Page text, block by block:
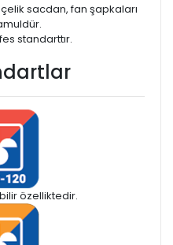
sacdan, fan şapkaları
standarttır.
özelliktedir.